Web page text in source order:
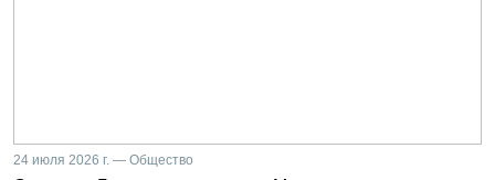
24 июля 2026 г. — Общество